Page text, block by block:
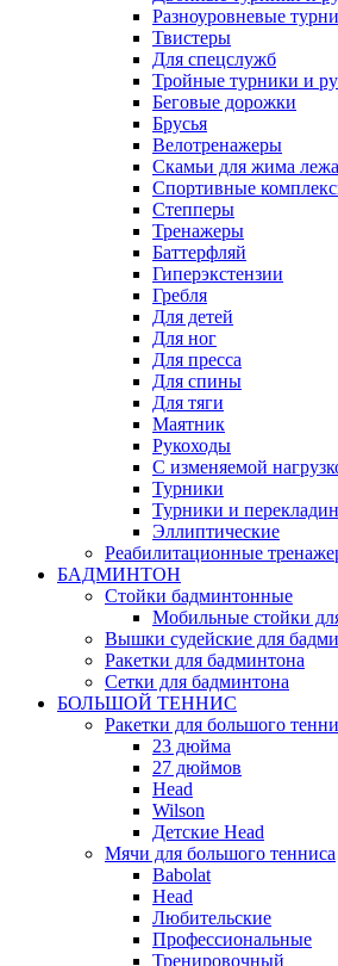
Разноуровневые
Твистеры
Для спецслужб
Тройные турники и
Беговые дорожки
Брусья
Велотренажеры
Скамьи для жима лежа
Спортивные
Степперы
Тренажеры
Баттерфляй
Гиперэкстензии
Гребля
Для детей
Для ног
Для пресса
Для спины
Для тяги
Маятник
Рукоходы
С изменяемой
Турники
Турники и
Эллиптические
Реабилитационные
БАДМИНТОН
Стойки бадминтонные
Мобильные стойки
Вышки судейские для
Ракетки для бадминтона
Сетки для бадминтона
БОЛЬШОЙ ТЕННИС
Ракетки для большого
23 дюйма
27 дюймов
Head
Wilson
Детские Head
Мячи для большого тенниса
Babolat
Head
Любительские
Профессиональные
Тренировочный